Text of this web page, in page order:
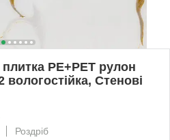
PE+PET рулон
Стенові
Роздріб